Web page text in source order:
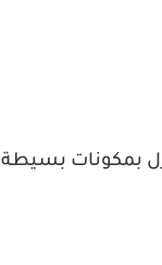
بمكونات بسيطة